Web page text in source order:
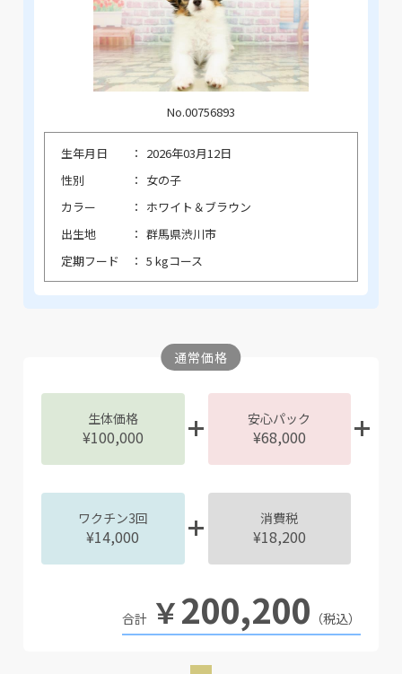
No.00756893
生年月日
2026年03月12日
性別
女の子
カラー
ホワイト＆ブラウン
出生地
群馬県渋川市
定期フード
5 kgコース
通常価格
生体価格
¥100,000
安心パック
¥68,000
ワクチン3回
¥14,000
消費税
¥18,200
￥200,200 （税込）